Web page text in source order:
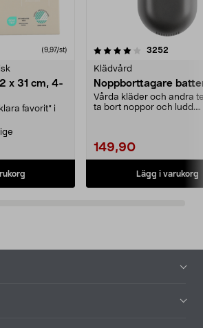
(9,97/st)
x 31 cm, 4-
favorit” i
3252
Klädvård
Noppborttagare
Vårda kläder och andra
ta bort noppor och ludd.
149,90
Lägg i varukorg
4.5av 5 stjärnor